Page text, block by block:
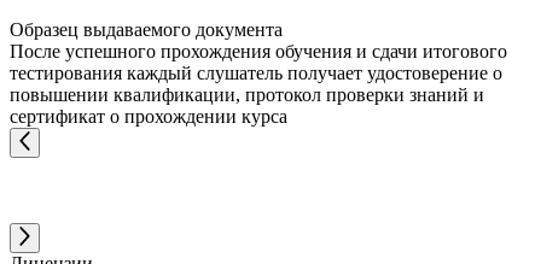
Образец выдаваемого документа
После успешного прохождения обучения и сдачи итогового
тестирования каждый слушатель получает удостоверение о
повышении квалификации, протокол проверки знаний и
сертификат о прохождении курса